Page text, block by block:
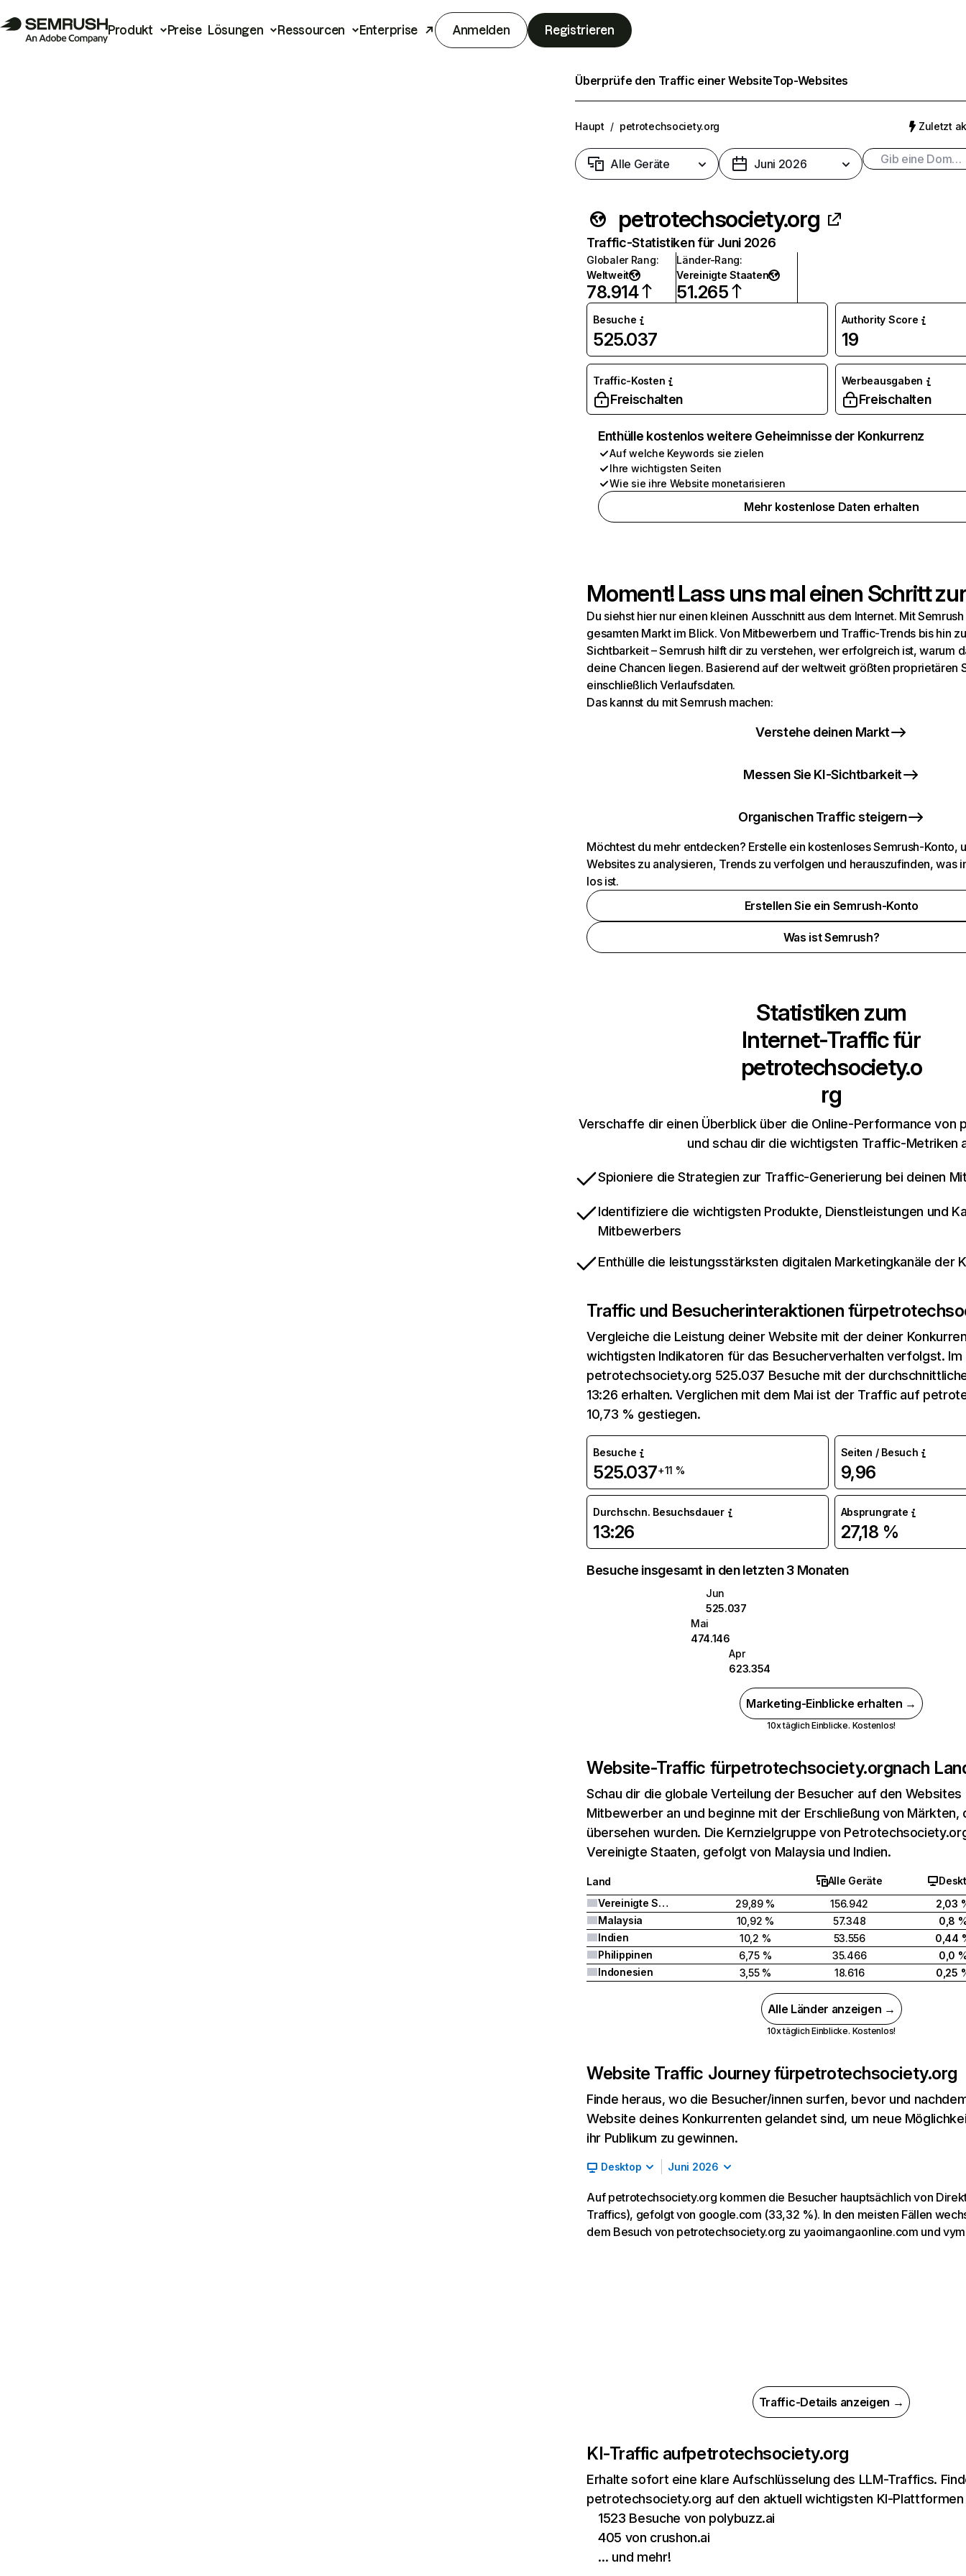
Produkt Preise Lösungen Ressourcen Enterprise Anmelden Registrieren
Überprüfe den Traffic einer WebsiteTop-Websites
Haupt / petrotechsociety.org Zuletzt
Alle Geräte Juni 2026
petrotechsociety.org
Traffic-Statistiken für Juni 2026
Globaler Rang:
Weltweit
78.914
Länder-Rang:
Vereinigte Staaten
51.265
Besuche
525.037
Authority Score
19
Traffic-Kosten
Freischalten
Werbeausgaben
Freischalten
Enthülle kostenlos weitere Geheimnisse der Konkurrenz
Auf welche Keywords sie zielen
Ihre wichtigsten Seiten
Wie sie ihre Website monetarisieren
Mehr kostenlose Daten erhalten
Moment! Lass uns mal einen Schritt
Du siehst hier nur einen kleinen Ausschnitt aus dem Internet. Mit
gesamten Markt im Blick. Von Mitbewerbern und Traffic-Trends bis hin
Sichtbarkeit – Semrush hilft dir zu verstehen, wer erfolgreich ist, warum
deine Chancen liegen. Basierend auf der weltweit größten proprietären
einschließlich Verlaufsdaten.
Das kannst du mit Semrush machen:
Verstehe deinen Markt
Messen Sie KI-Sichtbarkeit
Organischen Traffic steigern
Möchtest du mehr entdecken? Erstelle ein kostenloses Semrush-Konto,
Websites zu analysieren, Trends zu verfolgen und herauszufinden, was
los ist.
Erstellen Sie ein Semrush-Konto
Was ist Semrush?
Statistiken zum
Internet-Traffic für
petrotechsociety.o
rg
Verschaffe dir einen Überblick über die Online-Performance von
und schau dir die wichtigsten Traffic-Metriken
Spioniere die Strategien zur Traffic-Generierung bei deinen
Identifiziere die wichtigsten Produkte, Dienstleistungen und
Mitbewerbers
Enthülle die leistungsstärksten digitalen Marketingkanäle der
Traffic und Besucherinteraktionen für
Vergleiche die Leistung deiner Website mit der deiner
wichtigsten Indikatoren für das Besucherverhalten verfolgst. Im
petrotechsociety.org 525.037 Besuche mit der
13:26 erhalten. Verglichen mit dem Mai ist der Traffic auf
10,73 % gestiegen.
Besuche
525.037+11 %
Seiten / Besuch
9,96
Durchschn. Besuchsdauer
13:26
Absprungrate
27,18 %
Besuche insgesamt in den letzten 3 Monaten
Jun
525.037
Mai
474.146
Apr
623.354
Marketing-Einblicke erhalten →
10x täglich Einblicke. Kostenlos!
Website-Traffic fürpetrotechsociety.orgnach
Schau dir die globale Verteilung der Besucher auf den Websites
Mitbewerber an und beginne mit der Erschließung von Märkten,
übersehen wurden. Die Kernzielgruppe von
Vereinigte Staaten, gefolgt von Malaysia und Indien.
Land Alle Geräte
Vereinigte Staaten
29,89 % 156.942
2,03
Malaysia
10,92 % 57.348
0,8
Indien
10,2 % 53.556
0,44
Philippinen
6,75 % 35.466
0,0
Indonesien
3,55 % 18.616 0,25
Alle Länder anzeigen →
10x täglich Einblicke. Kostenlos!
Website Traffic Journey fürpetrotechsociety.org
Finde heraus, wo die Besucher/innen surfen, bevor und
Website deines Konkurrenten gelandet sind, um neue
ihr Publikum zu gewinnen.
Desktop Juni 2026
Auf petrotechsociety.org kommen die Besucher hauptsächlich von
Traffics), gefolgt von google.com (33,32 %). In den meisten Fällen
dem Besuch von petrotechsociety.org zu yaoimangaonline.com und
Traffic-Details anzeigen →
KI-Traffic aufpetrotechsociety.org
Erhalte sofort eine klare Aufschlüsselung des LLM-Traffics.
petrotechsociety.org auf den aktuell wichtigsten KI-
1523 Besuche von polybuzz.ai
405 von crushon.ai
… und mehr!